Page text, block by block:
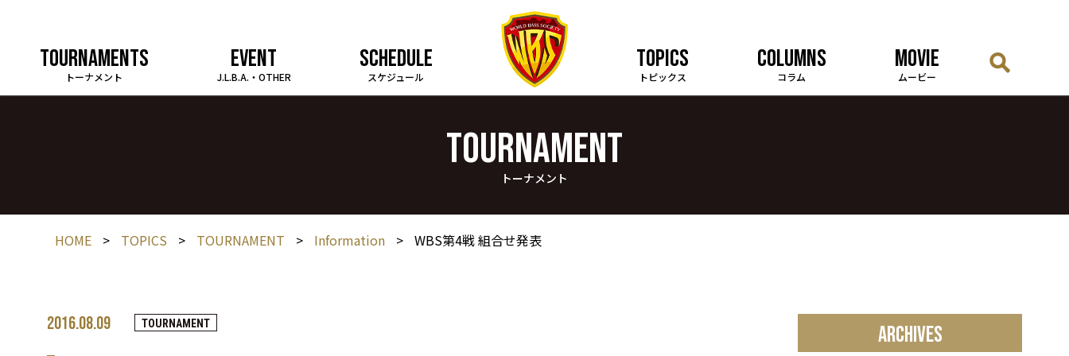
TOURNAMENTS
トーナメント
EVENT
J.L.B.A.・OTHER
SCHEDULE
スケジュール
TOPICS
トピックス
COLUMNS
コラム
MOVIE
ムービー
TOURNAMENT
トーナメント
HOME > TOPICS > TOURNAMENT > Information > WBS第4戦 組合せ発表
2016.08.09 TOURNAMENT ARCHIVES